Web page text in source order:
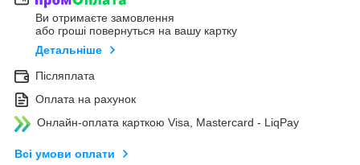
Ви отримаєте замовлення
або гроші повернуться на вашу картку
Детальніше
Післяплата
Оплата на рахунок
Онлайн-оплата карткою Visa, Mastercard - LiqPay
Всі умови оплати